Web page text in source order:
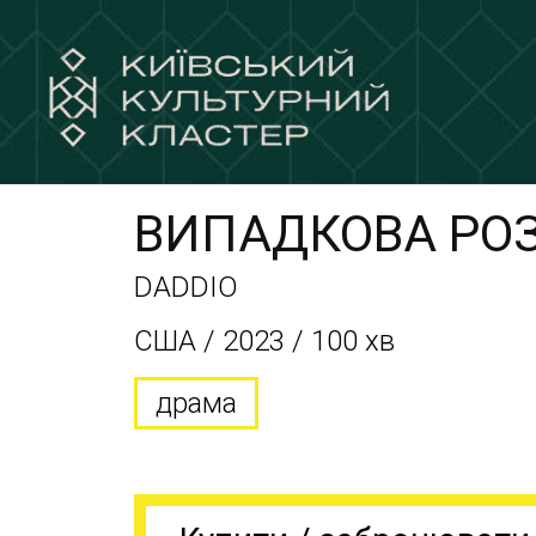
ВИПАДКОВА
DADDIO
США / 2023 / 100 хв
драма